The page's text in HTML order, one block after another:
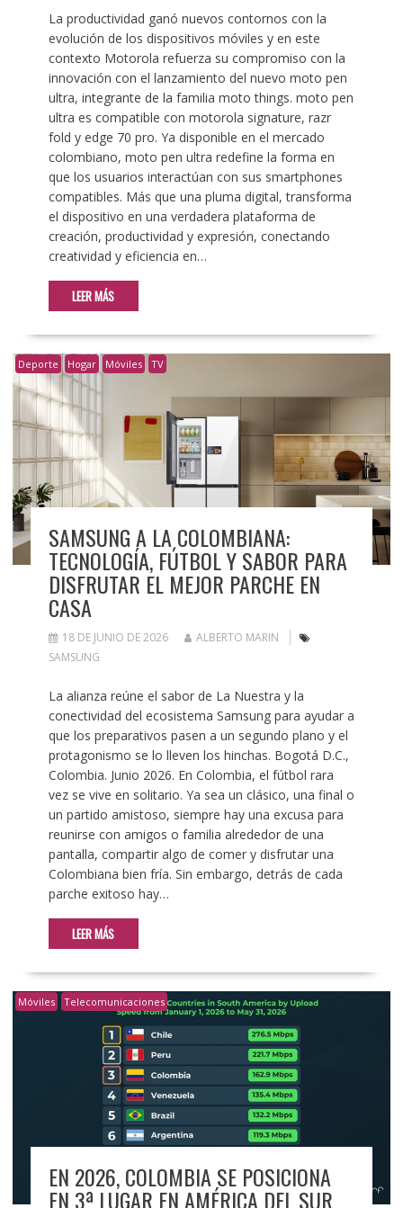
La productividad ganó nuevos contornos con la
evolución de los dispositivos móviles y en este
contexto Motorola refuerza su compromiso con la
innovación con el lanzamiento del nuevo moto pen
ultra, integrante de la familia moto things. moto pen
ultra es compatible con motorola signature, razr
fold y edge 70 pro. Ya disponible en el mercado
colombiano, moto pen ultra redefine la forma en
que los usuarios interactúan con sus smartphones
compatibles. Más que una pluma digital, transforma
el dispositivo en una verdadera plataforma de
creación, productividad y expresión, conectando
creatividad y eficiencia en…
LEER MÁS
Deporte Hogar Móviles TV
SAMSUNG A LA COLOMBIANA:
TECNOLOGÍA, FÚTBOL Y SABOR PARA
DISFRUTAR EL MEJOR PARCHE EN
CASA
18 DE JUNIO DE 2026
ALBERTO MARIN
SAMSUNG
La alianza reúne el sabor de La Nuestra y la
conectividad del ecosistema Samsung para ayudar a
que los preparativos pasen a un segundo plano y el
protagonismo se lo lleven los hinchas. Bogotá D.C.,
Colombia. Junio 2026. En Colombia, el fútbol rara
vez se vive en solitario. Ya sea un clásico, una final o
un partido amistoso, siempre hay una excusa para
reunirse con amigos o familia alrededor de una
pantalla, compartir algo de comer y disfrutar una
Colombiana bien fría. Sin embargo, detrás de cada
parche exitoso hay…
LEER MÁS
Móviles Telecomunicaciones
EN 2026, COLOMBIA SE POSICIONA
EN 3ª LUGAR EN AMÉRICA DEL SUR